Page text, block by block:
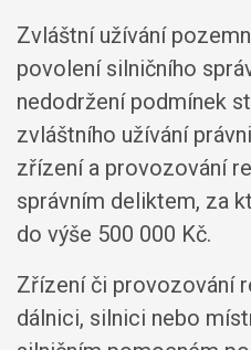
Zvláštní užívání
povolení silničního
nedodržení podmínek
zvláštního užívání
zřízení a provozování
správním deliktem, za
do výše 500 000 Kč.
Zřízení či provozování
dálnici, silnici nebo